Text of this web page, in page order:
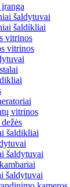
šaldytuvai
šaldikliai
vitrinos
vitrinos
vitrinos
šaldikliai
šaldytuvai
šaldytuvai